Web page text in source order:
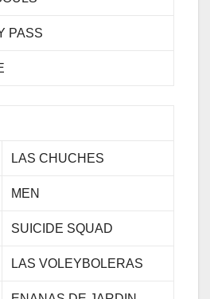
PASS
LAS CHUCHES
MEN
SUICIDE SQUAD
LAS VOLEYBOLERAS